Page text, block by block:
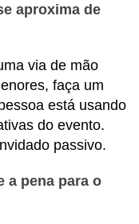
aproxima de
via de mão
faça um
está usando
do evento.
passivo.
a pena para o